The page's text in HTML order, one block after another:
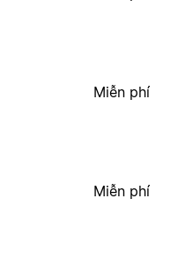
Miễn phí
Miễn phí